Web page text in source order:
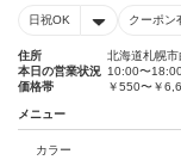
日祝OK クーポン
住所
北海道札幌
本日の営業状況 10:00〜
価格帯
￥550〜￥
メニュー
カラー